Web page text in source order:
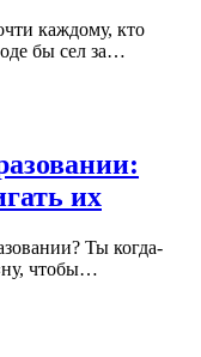
каждому, кто
бы сел за…
их
Ты когда-
чтобы…